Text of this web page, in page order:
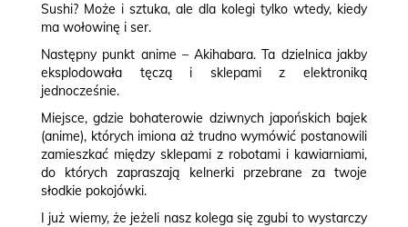
Sushi? Może i sztuka, ale dla kolegi tylko wtedy, kiedy
ma wołowinę i ser.
Następny punkt anime – Akihabara. Ta dzielnica jakby
eksplodowała tęczą i sklepami z elektroniką
jednocześnie.
Miejsce, gdzie bohaterowie dziwnych japońskich bajek
(anime), których imiona aż trudno wymówić postanowili
zamieszkać między sklepami z robotami i kawiarniami,
do których zapraszają kelnerki przebrane za twoje
słodkie pokojówki.
I już wiemy, że jeżeli nasz kolega się zgubi to wystarczy